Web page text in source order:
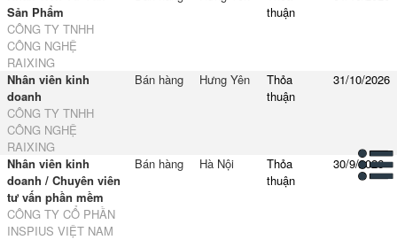
Sản Phẩm
CÔNG TY TNHH
CÔNG NGHỆ
RAIXING
thuận
Nhân viên kinh
doanh
CÔNG TY TNHH
CÔNG NGHỆ
RAIXING
Bán hàng Hưng Yên
Thỏa
thuận
31/10/2026
Nhân viên kinh
doanh / Chuyên viên
tư vấn phần mềm
CÔNG TY CỔ PHẦN
INSPIUS VIỆT NAM
Bán hàng Hà Nội
Thỏa
thuận
30/9/2026